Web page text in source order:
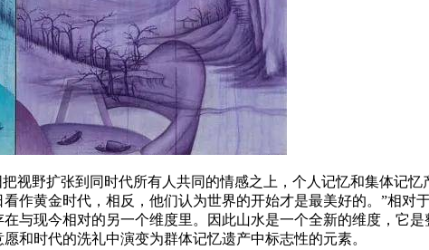
视野扩张到同时代所有人共同的情感之上，个人记忆和集体记
作⻩金时代，相反，他们认为世界的开始才是最美好的。”相
与现今相对的另一个维度里。因此山水是一个全新的维度，它
和时代的洗礼中演变为群体记忆遗产中标志性的元素。